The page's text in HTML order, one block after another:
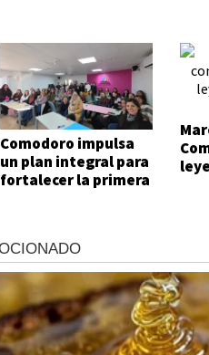
Comodoro impulsa
un plan integral para
fortalecer la primera